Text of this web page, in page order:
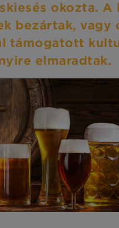
okozta. A
bezártak,
támogatott
elmaradtak.